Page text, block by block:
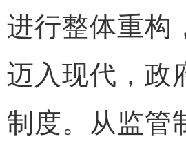
进行整体重构
迈入现代，政
制度。从监管